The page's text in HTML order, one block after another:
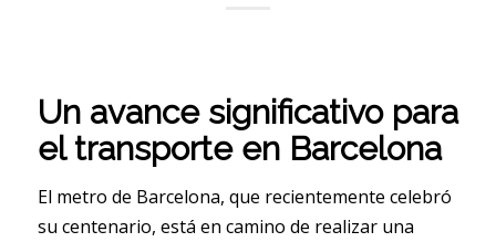
Un avance significativo para
el transporte en Barcelona
El metro de Barcelona, que recientemente celebró
su centenario, está en camino de realizar una